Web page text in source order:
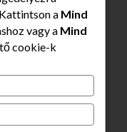
a Mind
vagy a Mind
cookie-k